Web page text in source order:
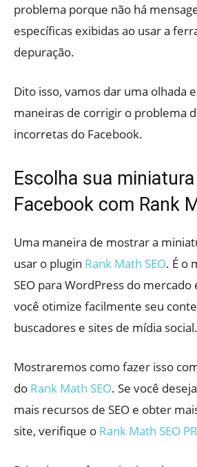
problema porque não há
específicas exibidas ao usar a
depuração.
Dito isso, vamos dar uma olhada
maneiras de corrigir o problema
incorretas do Facebook.
Escolha sua
Facebook com Rank
Uma maneira de mostrar a
usar o plugin Rank Math SEO. É o
SEO para WordPress do
você otimize facilmente seu
buscadores e sites de mídia social.
Mostraremos como fazer isso
do Rank Math SEO. Se você
mais recursos de SEO e obter
site, verifique o Rank Math SEO